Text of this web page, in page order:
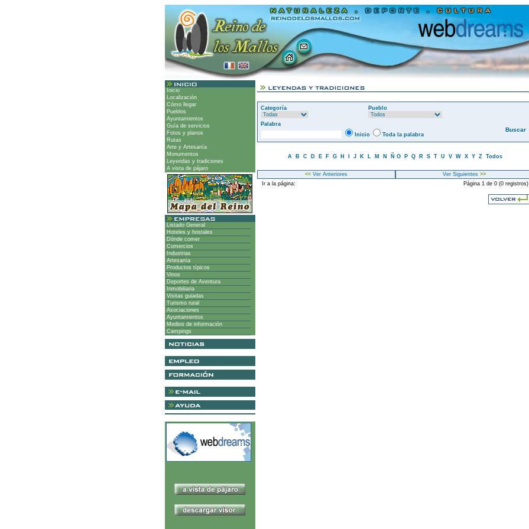
Inicio
Localización
Cómo llegar
Pueblos
Ayuntamientos
Guía de servicios
Fotos y planos
Rutas
Arte y Artesanía
Monumentos
Leyendas y tradiciones
A vista de pájaro
Listado General
Hoteles y hostales
Dónde comer
Comercios
Industrias
Artesanía
Productos típicos
Vinos
Deportes de Aventura
Inmobiliaria
Visitas guiadas
Turismo rural
Asociaciones
Ayuntamientos
Medios de información
Campings
Categoría Pueblo
Palabra
Inicio
Toda la palabra
A B C D E F G H J K L M N Ñ O P Q R S T U V W X Y Z Todos
<<Ver Anteriores Ver Siguientes >>
Ir a la página:
Página 1 de 0 (0 registros)